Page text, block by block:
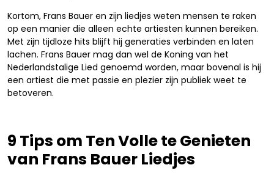
Kortom, Frans Bauer en zijn liedjes weten mensen te raken
op een manier die alleen echte artiesten kunnen bereiken.
Met zijn tijdloze hits blijft hij generaties verbinden en laten
lachen. Frans Bauer mag dan wel de Koning van het
Nederlandstalige Lied genoemd worden, maar bovenal is hij
een artiest die met passie en plezier zijn publiek weet te
betoveren.
9 Tips om Ten Volle te Genieten
van Frans Bauer Liedjes